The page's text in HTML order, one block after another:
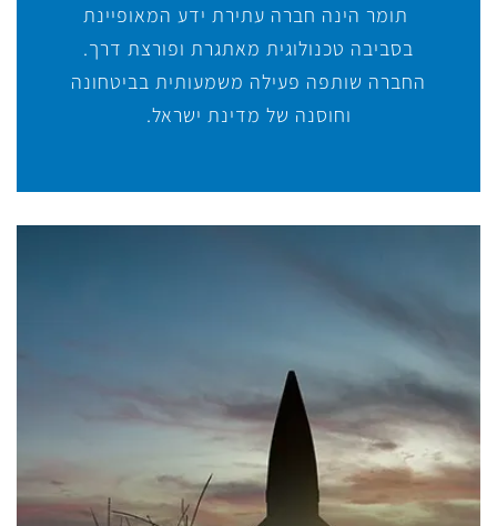
תומר הינה חברה עתירת ידע המאופיינת
בסביבה טכנולוגית מאתגרת ופורצת דרך.
החברה שותפה פעילה משמעותית בביטחונה
וחוסנה של מדינת ישראל.